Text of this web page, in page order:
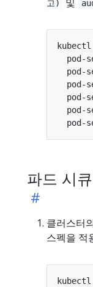
고)
pod-
pod-
pod-
pod-
pod-
pod-
파드 시
클러스터
스펙을 적